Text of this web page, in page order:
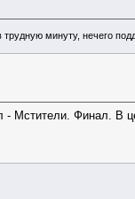
минуту, нечего
- Мстители. Финал. В